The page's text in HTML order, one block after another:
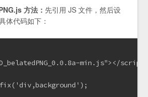
方法： 先引用 JS 文件，然后设
体代码如下：
min.js"></script>